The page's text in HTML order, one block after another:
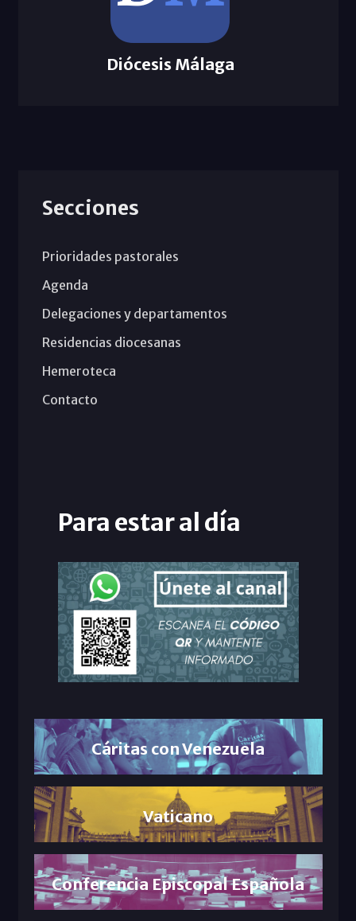
Diócesis Málaga
Secciones
Prioridades pastorales
Agenda
Delegaciones y departamentos
Residencias diocesanas
Hemeroteca
Contacto
Para estar al día
Cáritas con Venezuela
Vaticano
Conferencia Episcopal Española